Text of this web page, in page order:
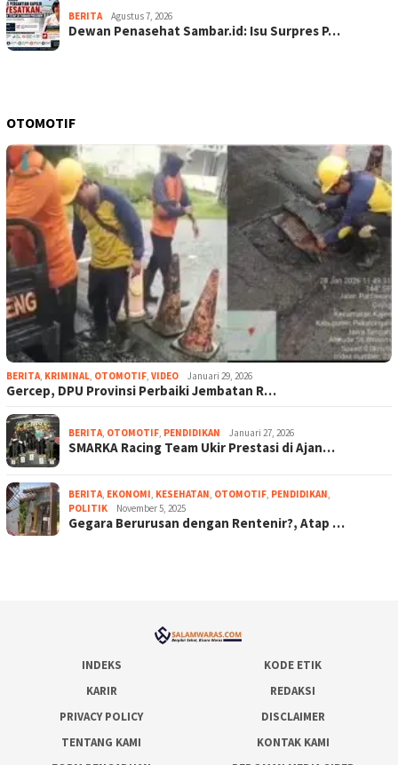
BERITA Agustus 7, 2026
Dewan Penasehat Sambar.id: Isu Surpres P…
OTOMOTIF
BERITA, KRIMINAL, OTOMOTIF, VIDEO Januari 29, 2026
Gercep, DPU Provinsi Perbaiki Jembatan R…
BERITA, OTOMOTIF, PENDIDIKAN Januari 27, 2026
SMARKA Racing Team Ukir Prestasi di Ajan…
BERITA, EKONOMI, KESEHATAN, OTOMOTIF, PENDIDIKAN,
POLITIK
November 5, 2025
Gegara Berurusan dengan Rentenir?, Atap …
INDEKS
KODE ETIK
KARIR
REDAKSI
PRIVACY POLICY
DISCLAIMER
TENTANG KAMI
KONTAK KAMI